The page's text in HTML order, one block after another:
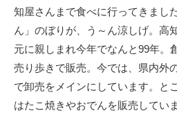
知屋さんまで食べに行ってきまし
ん」のぼりが、う～ん涼しげ。高
元に親しまれ今年でなんと99年。
売り歩きで販売。今では、県内外
で卸売をメインにしています。と
はたこ焼きやおでんを販売してい